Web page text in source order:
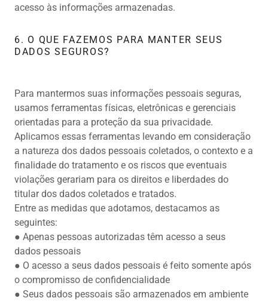
acesso às informações armazenadas.
6. O QUE FAZEMOS PARA MANTER SEUS
DADOS SEGUROS?
Para mantermos suas informações pessoais seguras,
usamos ferramentas físicas, eletrônicas e gerenciais
orientadas para a proteção da sua privacidade.
Aplicamos essas ferramentas levando em consideração
a natureza dos dados pessoais coletados, o contexto e a
finalidade do tratamento e os riscos que eventuais
violações gerariam para os direitos e liberdades do
titular dos dados coletados e tratados.
Entre as medidas que adotamos, destacamos as
seguintes:
● Apenas pessoas autorizadas têm acesso a seus
dados pessoais
● O acesso a seus dados pessoais é feito somente após
o compromisso de confidencialidade
● Seus dados pessoais são armazenados em ambiente